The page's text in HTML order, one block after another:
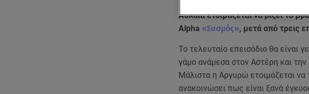
Αυλαία ετοιμάζεται να ρίξει το
Alpha «Σασμός», μετά από τρεις
Το τελευταίο επεισόδιο θα είναι
γάμο ανάμεσα στον Αστέρη και
Μάλιστα η Αργυρώ ετοιμάζεται
ανακοινώσει πως είναι ξανά